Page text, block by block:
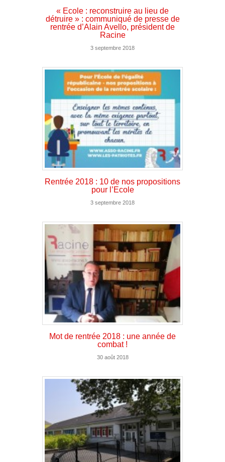
« Ecole : reconstruire au lieu de
détruire » : communiqué de presse de
rentrée d’Alain Avello, président de
Racine
3 septembre 2018
Rentrée 2018 : 10 de nos propositions
pour l’Ecole
3 septembre 2018
Mot de rentrée 2018 : une année de
combat !
30 août 2018